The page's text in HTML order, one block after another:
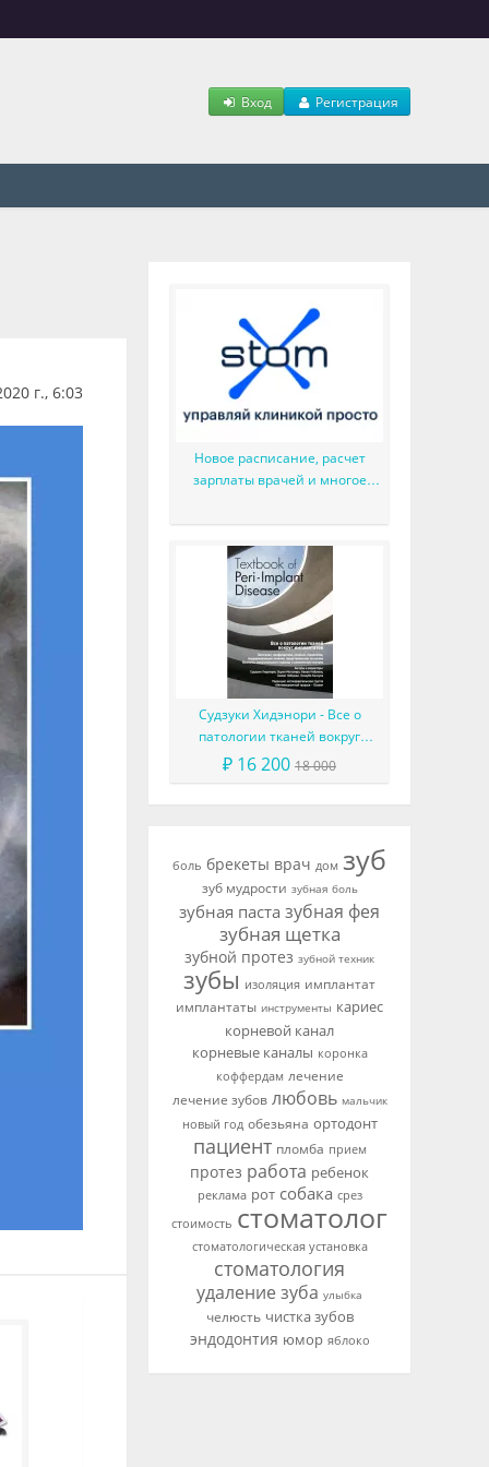
Вход Регистрация
г., 6:03
Новое расписание, расчет
зарплаты врачей и многое
Судзуки Хидэнори - Все о
патологии тканей вокруг
имплантатов
₽ 16 200 18 000
боль брекеты врач дом зуб
зуб мудрости зубная боль
зубная паста зубная фея
зубная щетка
зубной протез зубной техник
зубы изоляция имплантат
имплантаты инструменты кариес
корневой канал
корневые каналы коронка
коффердам лечение
лечение зубов любовь мальчик
новый год обезьяна ортодонт
пациент пломба прием
протез работа ребенок
реклама рот собака срез
стоимость стоматолог
стоматологическая установка
стоматология
удаление зуба улыбка
челюсть чистка зубов
эндодонтия юмор яблоко